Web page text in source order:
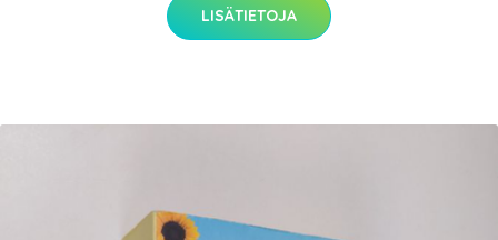
LISÄTIETOJA